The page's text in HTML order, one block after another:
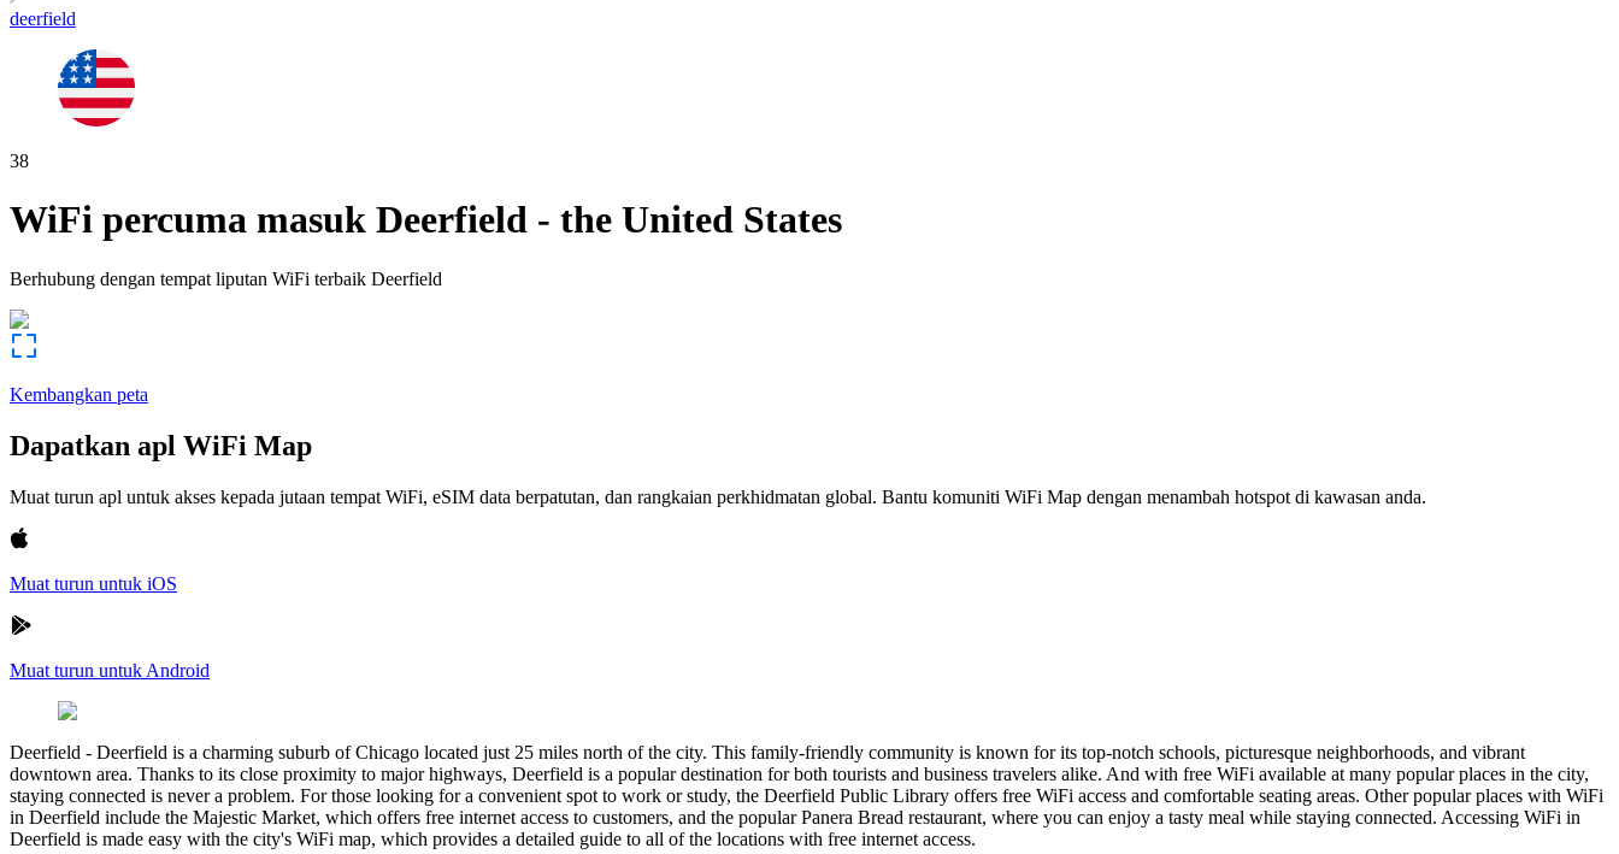
deerfield
38
WiFi percuma masuk Deerfield - the United States
Berhubung dengan tempat liputan WiFi terbaik Deerfield
Kembangkan peta
Dapatkan apl WiFi Map
Muat turun apl untuk akses kepada jutaan tempat WiFi, eSIM data berpatutan, dan rangkaian perkhidmatan global. Bantu komuniti WiFi Map dengan menambah hotspot di kawasan anda.
Muat turun untuk iOS
Muat turun untuk Android
Deerfield - Deerfield is a charming suburb of Chicago located just 25 miles north of the city. This family-friendly community is known for its top-notch schools, picturesque neighborhoods, and vibrant
downtown area. Thanks to its close proximity to major highways, Deerfield is a popular destination for both tourists and business travelers alike. And with free WiFi available at many popular places in the city,
staying connected is never a problem. For those looking for a convenient spot to work or study, the Deerfield Public Library offers free WiFi access and comfortable seating areas. Other popular places with WiFi
in Deerfield include the Majestic Market, which offers free internet access to customers, and the popular Panera Bread restaurant, where you can enjoy a tasty meal while staying connected. Accessing WiFi in
Deerfield is made easy with the city's WiFi map, which provides a detailed guide to all of the locations with free internet access.